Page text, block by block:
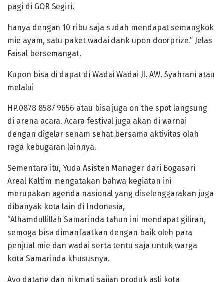
pagi di GOR Segiri.
hanya dengan 10 ribu saja sudah mendapat semangkok
mie ayam, satu paket wadai dank upon doorprize.” Jelas
Faisal bersemangat.
Kupon bisa di dapat di Wadai Wadai Jl. AW. Syahrani atau
melalui
HP.0878 8587 9656 atau bisa juga on the spot langsung
di arena acara. Acara festival juga akan di warnai
dengan digelar senam sehat bersama aktivitas olah
raga kebugaran lainnya.
Sementara itu, Yuda Asisten Manager dari Bogasari
Areal Kaltim mengatakan bahwa kegiatan ini
merupakan agenda nasional yang diselenggarakan juga
dibanyak kota lain di Indonesia,
“Alhamdullillah Samarinda tahun ini mendapat giliran,
semoga bisa dimanfaatkan dengan baik oleh para
penjual mie dan wadai serta tentu saja untuk warga
kota Samarinda khususnya.
Ayo datang dan nikmati sajian produk asli kota